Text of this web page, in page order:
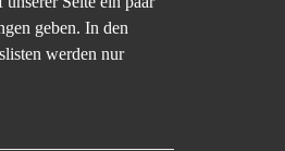
geben. In den
werden nur